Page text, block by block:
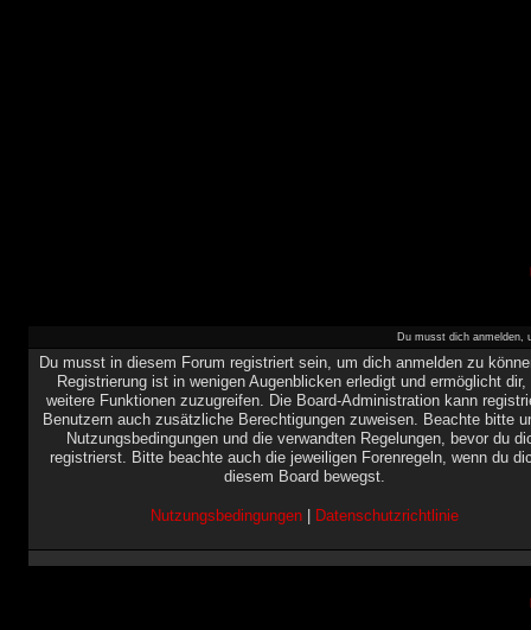
Du musst dich anmelden,
Du musst in diesem Forum registriert sein, um dich anmelden zu
Registrierung ist in wenigen Augenblicken erledigt und ermöglicht dir,
weitere Funktionen zuzugreifen. Die Board-Administration kann
Benutzern auch zusätzliche Berechtigungen zuweisen. Beachte bitte
Nutzungsbedingungen und die verwandten Regelungen, bevor du
registrierst. Bitte beachte auch die jeweiligen Forenregeln, wenn du
diesem Board bewegst.
Nutzungsbedingungen| Datenschutzrichtlinie